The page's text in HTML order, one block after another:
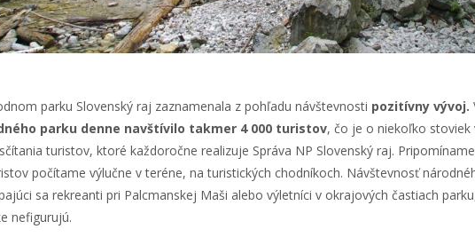
parku Slovenský raj zaznamenala z pohľadu návštevnosti pozitívny vývoj.
parku denne navštívilo takmer 4 000 turistov, čo je o niekoľko stoviek
turistov, ktoré každoročne realizuje Správa NP Slovenský raj.
počítame výlučne v teréne, na turistických chodníkoch. Návštevnosť
sa rekreanti pri Palcmanskej Maši alebo výletníci v okrajových častiach
nefigurujú.